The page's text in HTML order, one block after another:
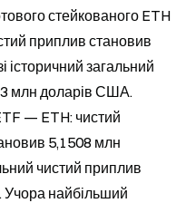
стейкованого ETH
приплив становив
загальний
млн доларів США.
— ETH: чистий
5,1508 млн
чистий приплив
найбільший